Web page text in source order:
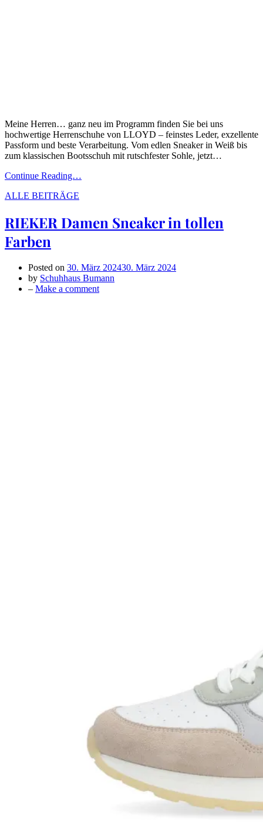
Meine Herren… ganz neu im Programm finden Sie bei uns
hochwertige Herrenschuhe von LLOYD – feinstes Leder, exzellente
Passform und beste Verarbeitung. Vom edlen Sneaker in Weiß bis
zum klassischen Bootsschuh mit rutschfester Sohle, jetzt…
Continue Reading…
ALLE BEITRÄGE
RIEKER Damen Sneaker in tollen
Farben
Posted on 30. März 202430. März 2024
by Schuhhaus Bumann
– Make a commenton